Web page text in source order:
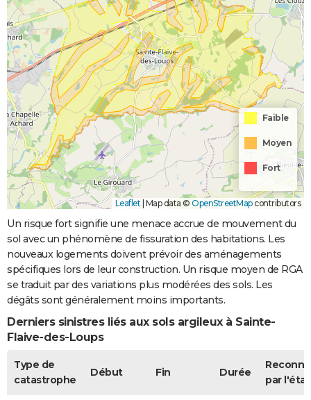
Faible
Moyen
Fort
Leaflet Map data © OpenStreetMapcontributors
Un risque fort signifie une menace accrue de mouvement du
sol avec un phénomène de fissuration des habitations. Les
nouveaux logements doivent prévoir des aménagements
spécifiques lors de leur construction. Un risque moyen de RGA
se traduit par des variations plus modérées des sols. Les
dégâts sont généralement moins importants.
Derniers sinistres liés aux sols argileux à Sainte-
Flaive-des-Loups
Type de
catastrophe
Début Fin Durée
par l'état